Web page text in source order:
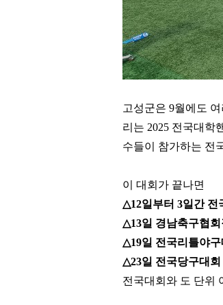
고성군은 9월에도
리는 2025 전국대학
수들이 참가하는 전
이 대회가 끝나면
△12일부터 3일간 전
△13일 경남축구협
△19일 전국리틀야구
△23일 전국당구대회
전국대회와 도 단위